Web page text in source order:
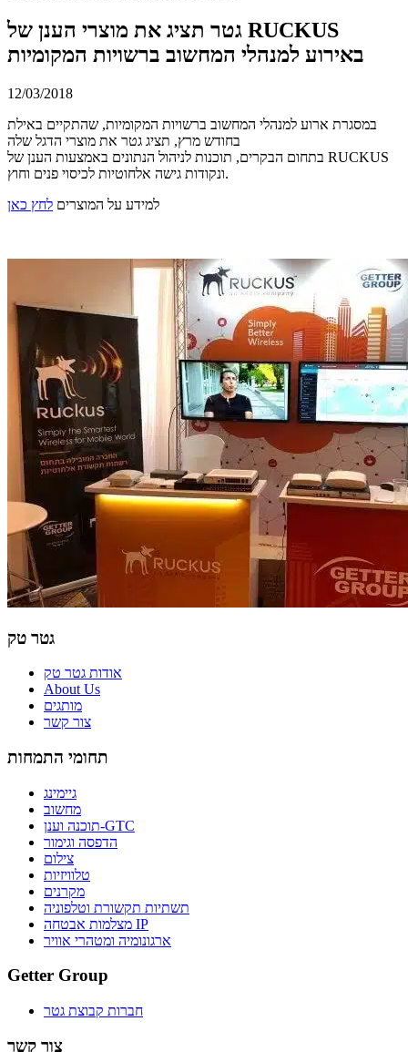
גטר תציג את מוצרי הענן של RUCKUS
באירוע למנהלי המחשוב ברשויות המקומיות
12/03/2018
במסגרת ארוע למנהלי המחשוב ברשויות המקומיות, שהתקיים באילת
בחודש מרץ, תציג גטר את מוצרי הדגל שלה
בתחום הבקרים, תוכנות לניהול הנתונים באמצעות הענן של RUCKUS
ונקודות גישה אלחוטיות לכיסוי פנים וחוץ.
למידע על המוצרים לחץ כאן
גטר טק
אודות גטר טק
About Us
מותגים
צור קשר
תחומי התמחות
גיימינג
מחשוב
תוכנה וענן-GTC
הדפסה וגימור
צילום
טלוויזיות
מקרנים
תשתיות תקשורת וטלפוניה
מצלמות אבטחה IP
ארגונומיה ומטהרי אוויר
Getter Group
חברות קבוצת גטר
צור קשר